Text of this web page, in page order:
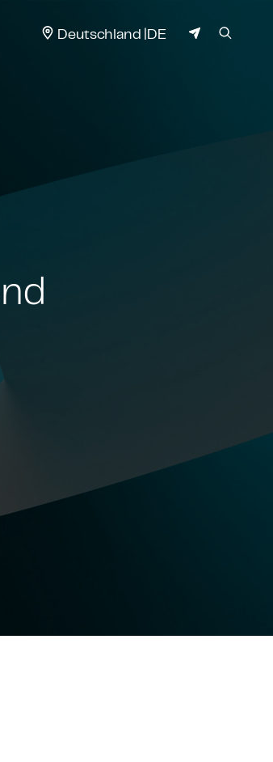
JURISDIKTION
Deutschland DE